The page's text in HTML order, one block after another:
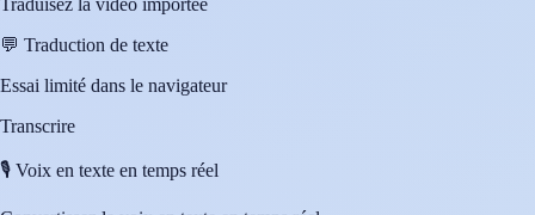
Traduisez la vidéo importée
💬 Traduction de texte
Essai limité dans le navigateur
Transcrire
🎙️ Voix en texte en temps réel